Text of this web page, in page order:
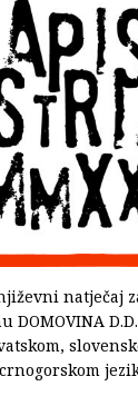
natječaj
DOMOVINA